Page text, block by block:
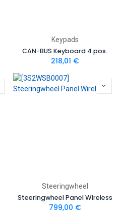
Keypads
CAN-BUS Keyboard 4 pos.
218,01 €
Steeringwheel
Steeringwheel Panel Wireless
799,00 €